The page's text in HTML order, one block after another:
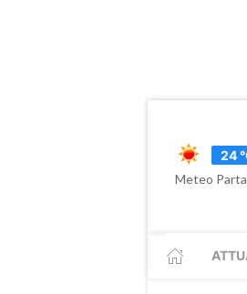
24
Meteo